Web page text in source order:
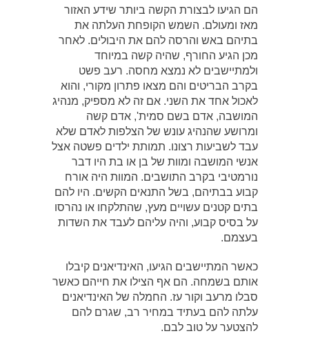
הם הגיעו לבצורת הקשה ביותר שידע האזור
מאז ומעולם. השמש הקופחת העלתה את
בתיהם באש והרסה להם את היבולים. לאחר
מכן הגיע החורף, שהיה קשה במיוחד
ולמתיישבים לא נמצא מחסה. רעב פשט
בקרב הבריטים והם מצאו פתרון מקורי, והוא
לאכול אחד את השני. אם זה לא מספיק, מנהיג
המושבה, אדם בשם סמית', אדם קשה
ומרושע שהנהיג עונש של הצלפות לאדם שלא
עבד לשביעות רצונו. תמותת ילדים פשטה אצל
אנשי המושבה ומוות של בן או בת היו דבר
נורמטיבי בקרב התושבים. המוות היה אורח
קבוע בבתיהם, בשל התנאים הקשים. היו להם
בתים קטנים עשויים מעץ, שהתלקחו או נהרסו
על בסיס קבוע, והיה עליהם לעבד את השדות
בעצמם.
כאשר המתיישבים הגיעו, האינדיאנים קיבלו
אותם בשמחה. הם אף הצילו את חייהם כאשר
סבלו מרעב וקור עז. החמלה של האינדיאנים
עלתה להם בעתיד במחיר רב, שגרם להם
להצטער על טוב לבם.